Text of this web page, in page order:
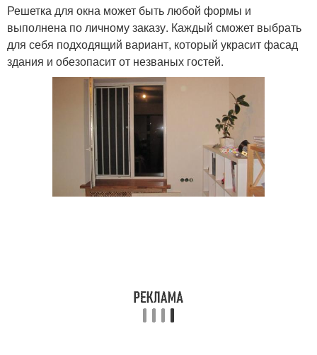
Решетка для окна может быть любой формы и
выполнена по личному заказу. Каждый сможет выбрать
для себя подходящий вариант, который украсит фасад
здания и обезопасит от незваных гостей.